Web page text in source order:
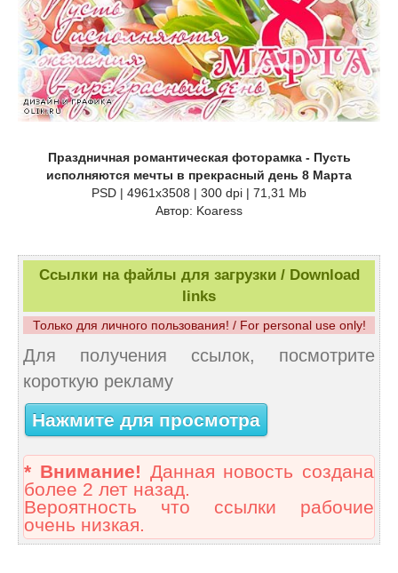
Праздничная романтическая фоторамка - Пусть
исполняются мечты в прекрасный день 8 Марта
PSD | 4961x3508 | 300 dpi | 71,31 Mb
Автор: Koaress
Ссылки на файлы для загрузки / Download
links
Только для личного пользования! / For personal use only!
Для получения ссылок, посмотрите
короткую рекламу
Нажмите для просмотра
* Внимание! Данная новость создана
более 2 лет назад.
Вероятность что ссылки рабочие
очень низкая.